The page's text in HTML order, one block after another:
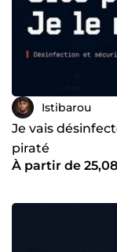
Istibarou
Je vais
piraté
À partir de